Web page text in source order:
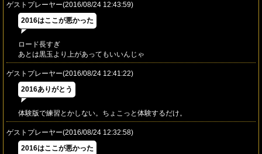
ゲストプレーヤー(2016/08/24 12:43:59)
2016はここが悪かった
ロード長すぎ
あとは黒玉より上があってもいいんじゃ
ゲストプレーヤー(2016/08/24 12:41:22)
2016ありがとう
体験版で練習とかしない。ちょこっと体験するだけ。
ゲストプレーヤー(2016/08/24 12:32:58)
2016はここが悪かった